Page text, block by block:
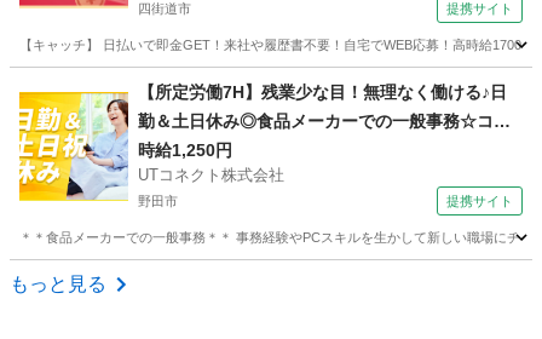
四街道市 提携サイト
【キャッチ】 日払いで即金GET！来社や履歴書不要！自宅でWEB応募！高時給
その他
【所定労働7H】残業少な目！無理なく働ける♪日
勤＆土日休み◎食品メーカーでの一般事務☆コツ
コツ作業◎簡単なPCデータ入力・電話応対など◎
車・バイク通勤OK【社宅費補助あり】＜茨城県坂
東市＞
時給1,250円
UTコネクト株式会社
野田市 提携サイト
＊＊食品メーカーでの一般事務＊＊ 事務経験やPCスキルを生かして新しい職場にチ
千葉 野田市
もっと見る